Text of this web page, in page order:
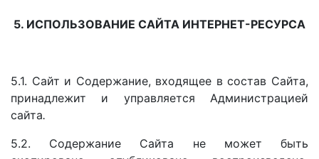
5. ИСПОЛЬЗОВАНИЕ САЙТА ИНТЕРНЕТ-РЕСУРСА
5.1. Сайт и Содержание, входящее в состав Сайта,
принадлежит и управляется Администрацией
сайта.
5.2. Содержание Сайта не может быть